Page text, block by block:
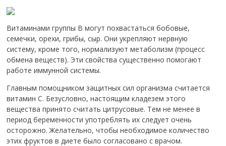
Витаминами группы В могут похвастаться бобовые,
семечки, орехи, грибы, сыр. Они укрепляют нервную
систему, кроме того, нормализуют метаболизм (процесс
обмена веществ). Эти свойства существенно помогают
работе иммунной системы.
Главным помощником защитных сил организма считается
витамин С. Безусловно, настоящим кладезем этого
вещества принято считать цитрусовые. Тем не менее в
период беременности употреблять их следует очень
осторожно. Желательно, чтобы необходимое количество
этих фруктов в диете было согласовано с врачом.